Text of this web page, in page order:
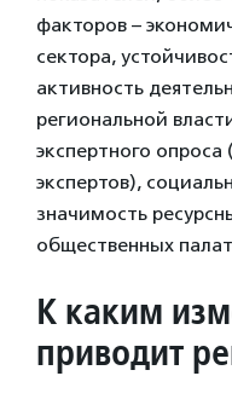
факторов –
сектора,
активность
региональной
экспертного опроса
экспертов),
значимость
общественных
К каким
приводит